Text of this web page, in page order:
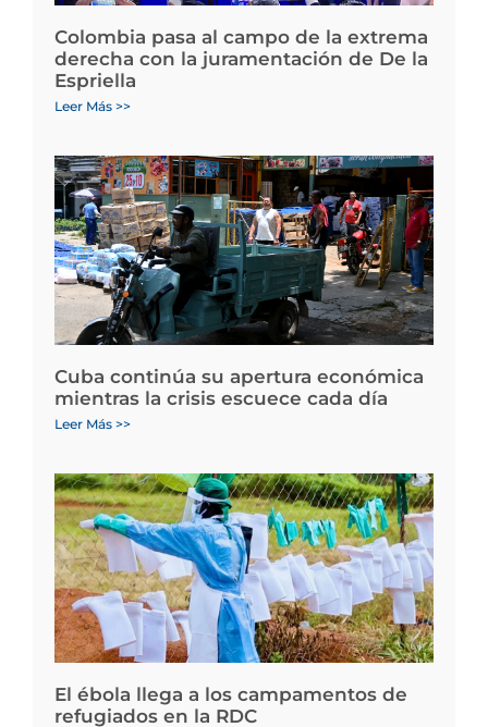
Colombia pasa al campo de la extrema
derecha con la juramentación de De la
Espriella
Leer Más >>
Cuba continúa su apertura económica
mientras la crisis escuece cada día
Leer Más >>
El ébola llega a los campamentos de
refugiados en la RDC